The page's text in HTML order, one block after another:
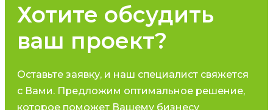
Хотите обсудить
ваш проект?
Оставьте заявку, и наш специалист свяжется
с Вами. Предложим оптимальное решение,
которое поможет Вашему бизнесу